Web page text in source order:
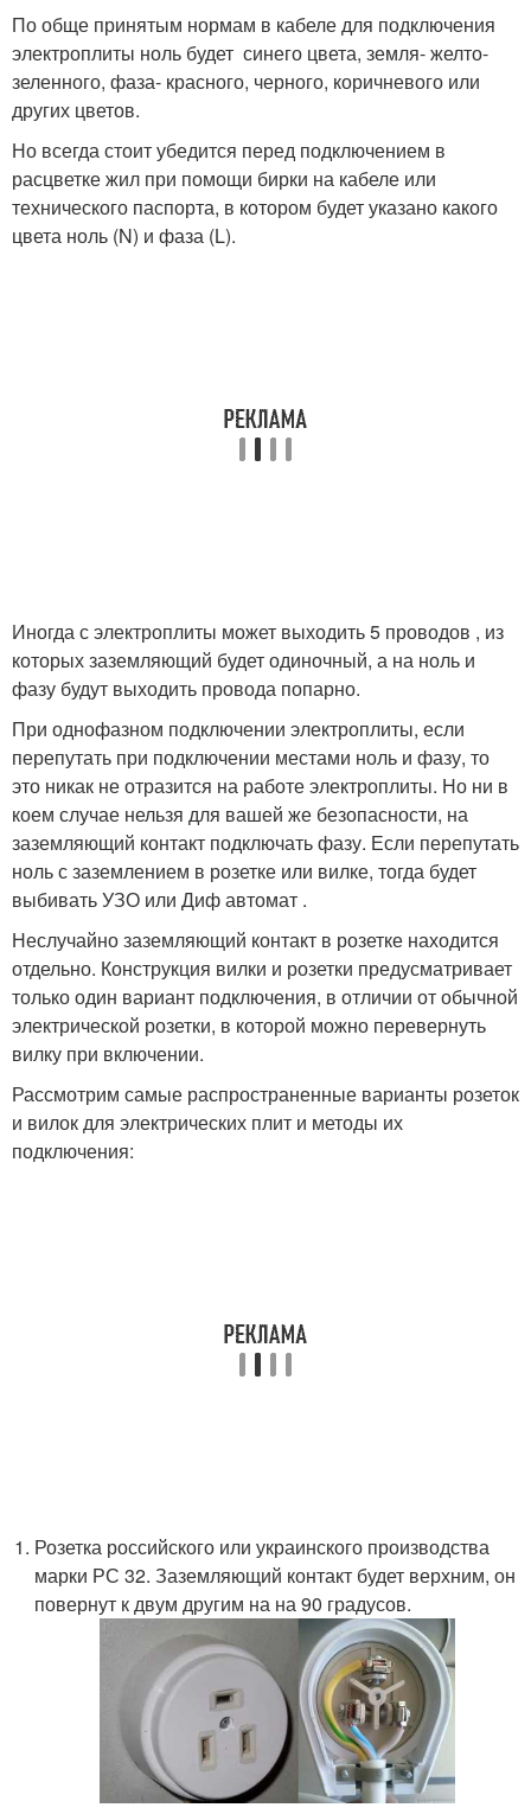
По обще принятым нормам в кабеле для подключения
электроплиты ноль будет синего цвета, земля- желто-
зеленного, фаза- красного, черного, коричневого или
других цветов.
Но всегда стоит убедится перед подключением в
расцветке жил при помощи бирки на кабеле или
технического паспорта, в котором будет указано какого
цвета ноль (N) и фаза (L).
Иногда с электроплиты может выходить 5 проводов , из
которых заземляющий будет одиночный, а на ноль и
фазу будут выходить провода попарно.
При однофазном подключении электроплиты, если
перепутать при подключении местами ноль и фазу, то
это никак не отразится на работе электроплиты. Но ни в
коем случае нельзя для вашей же безопасности, на
заземляющий контакт подключать фазу. Если перепутать
ноль с заземлением в розетке или вилке, тогда будет
выбивать УЗО или Диф автомат .
Неслучайно заземляющий контакт в розетке находится
отдельно. Конструкция вилки и розетки предусматривает
только один вариант подключения, в отличии от обычной
электрической розетки, в которой можно перевернуть
вилку при включении.
Рассмотрим самые распространенные варианты розеток
и вилок для электрических плит и методы их
подключения:
Розетка российского или украинского производства
марки РС 32. Заземляющий контакт будет верхним, он
повернут к двум другим на на 90 градусов.